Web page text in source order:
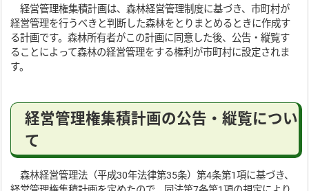
経営管理権集積計画は、森林経営管理制度に基づき、市町村が
経営管理を行うべきと判断した森林をとりまとめるときに作成す
る計画です。森林所有者がこの計画に同意した後、公告・縦覧す
ることによって森林の経営管理をする権利が市町村に設定されま
す。
経営管理権集積計画の公告・縦覧につい
て
森林経営管理法（平成30年法律第35条）第4条第1項に基づき、